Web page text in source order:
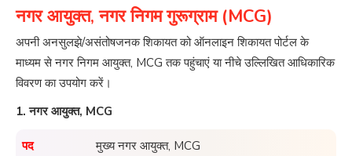
नगर आयुक्त, नगर निगम गुरूग्राम (MCG)
अपनी अनसुलझे/असंतोषजनक शिकायत को ऑनलाइन शिकायत पोर्टल के
माध्यम से नगर निगम आयुक्त, MCG तक पहुंचाएं या नीचे उल्लिखित आधिकारिक
विवरण का उपयोग करें।
1. नगर आयुक्त, MCG
पद मुख्य नगर आयुक्त, MCG